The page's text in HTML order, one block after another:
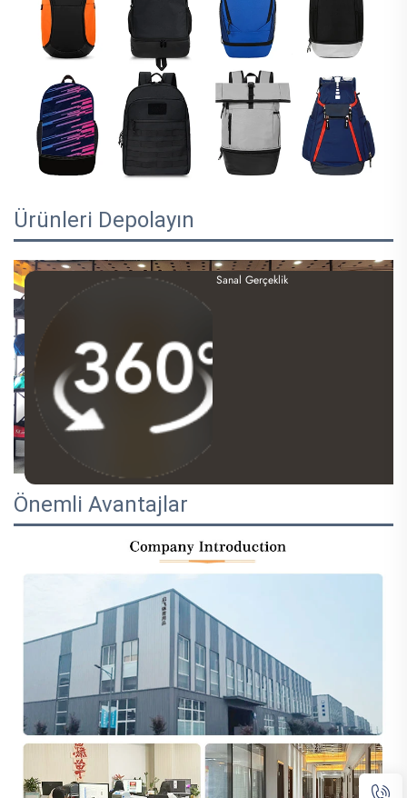
Ürünleri Depolayın
Sanal Gerçeklik
Önemli Avantajlar